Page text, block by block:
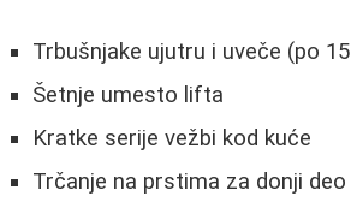
Trbušnjake ujutru i uveče (po
Šetnje umesto lifta
Kratke serije vežbi kod kuće
Trčanje na prstima za donji